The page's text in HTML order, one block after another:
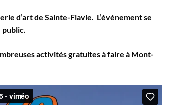
d’art de Sainte-Flavie. L’événement se
public.
activités gratuites à faire à Mont-